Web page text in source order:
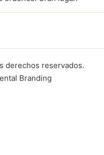
derechos reservados.
Branding